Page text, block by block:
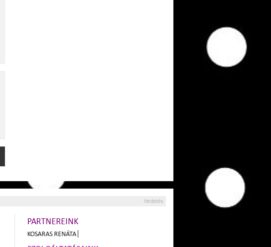
hirdetés
PARTNEREINK
KOSARAS RENÁTA